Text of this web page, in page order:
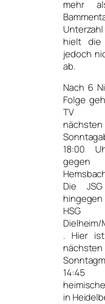
mehr
hielt die
jedoch
ab.
Nach 6
Folge
TV
nächsten
18:00
Die
HSG
. Hier
nächsten
in